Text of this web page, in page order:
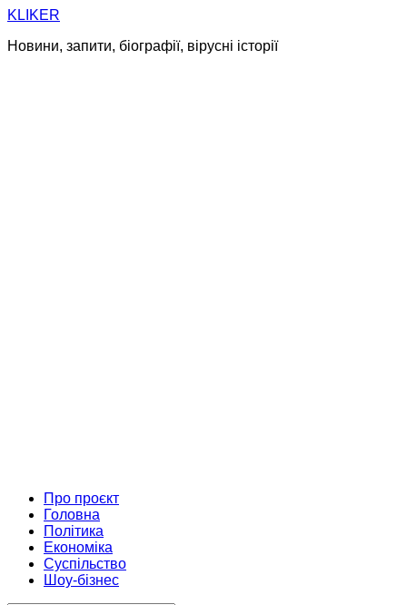
Skip
content
KLIKER
Новини, запити, біографії, вірусні історії
Про проєкт
Головна
Політика
Економіка
Суспільство
Шоу-бізнес